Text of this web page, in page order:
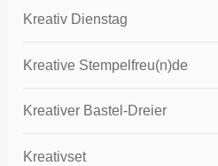
Kreativ Dienstag
Kreative Stempelfreu(n)de
Kreativer Bastel-Dreier
Kreativset